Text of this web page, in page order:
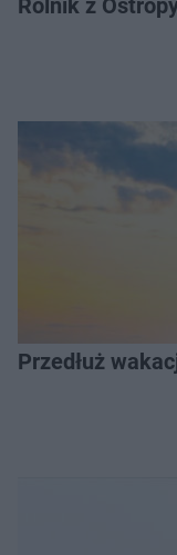
Rolnik z
Przedłuż